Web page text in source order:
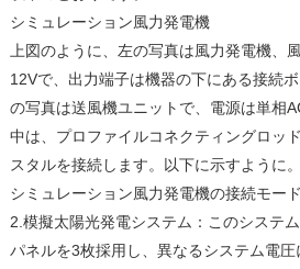
シミュレーション風力発電機
上図のように、左の写真は風力発電機、
12Vで、出力端子は機器の下にある接続
の写真は送風機ユニットで、電源は単相
中は、プロファイルコネクティングロッ
スタルを接続します。以下に示すように。
シミュレーション風力発電機の接続モード
2.模擬太陽光発電システム：このシステ
パネルを3枚採用し、異なるシステム電